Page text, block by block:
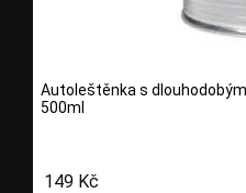
Autoleštěnka s
500ml
149 Kč